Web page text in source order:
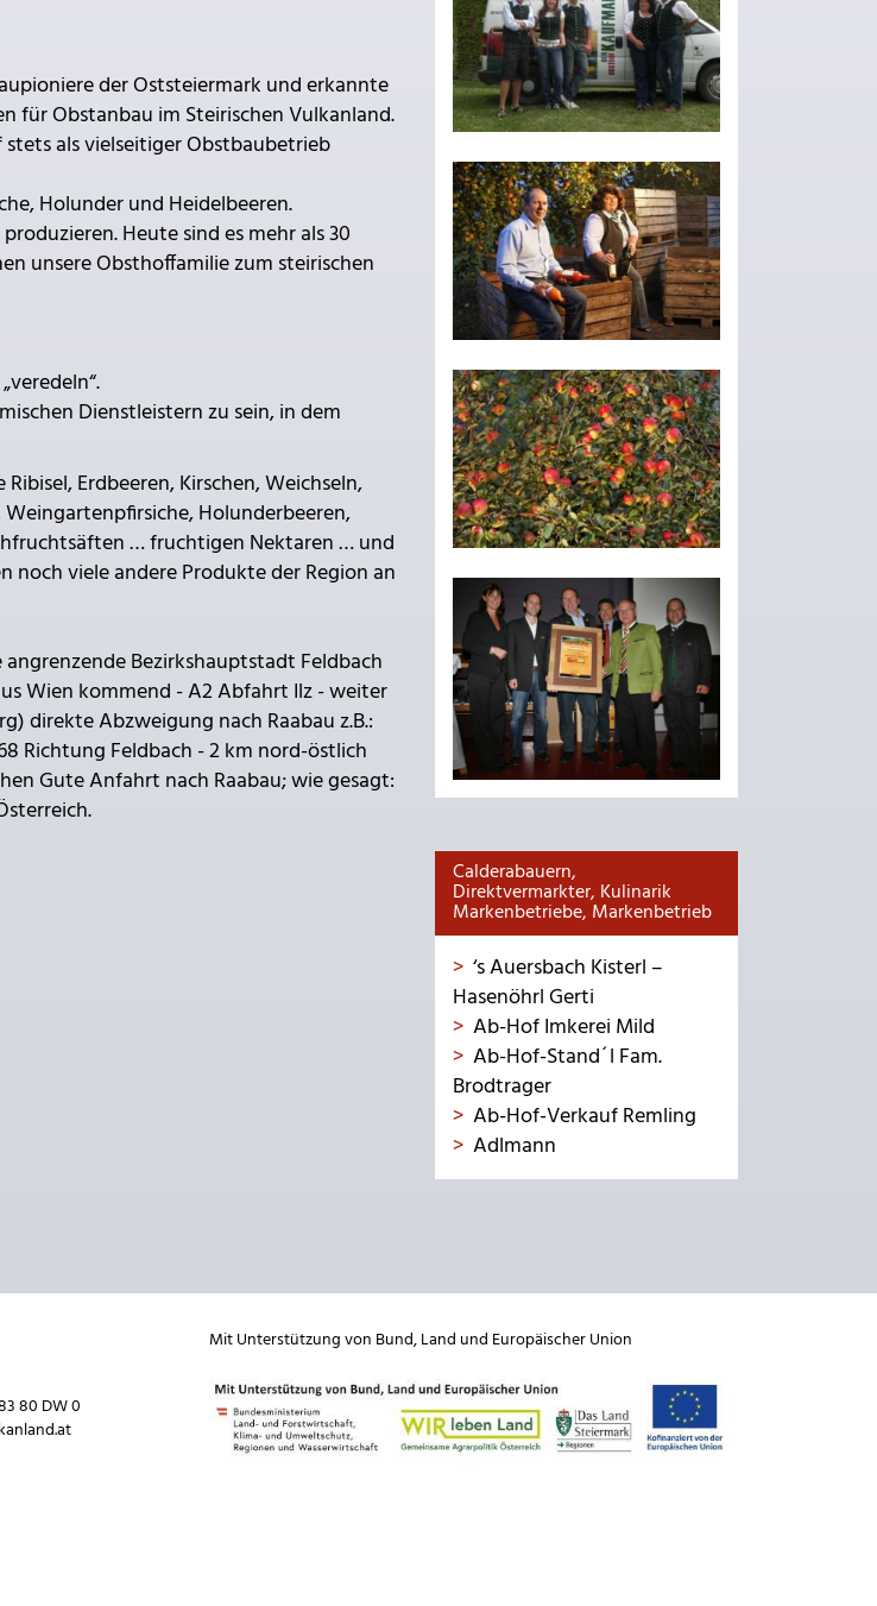
der Oststeiermark und erkannte
für Obstanbau im Steirischen Vulkanland.
als vielseitiger Obstbaubetrieb
Holunder und Heidelbeeren.
Heute sind es mehr als 30
unsere Obsthoffamilie zum steirischen
Dienstleistern zu sein, in dem
Erdbeeren, Kirschen, Weichseln,
Holunderbeeren,
… fruchtigen Nektaren … und
viele andere Produkte der Region an
Bezirkshauptstadt Feldbach
Wien kommend - A2 Abfahrt Ilz - weiter
direkte Abzweigung nach Raabau z.B.:
Richtung Feldbach - 2 km nord-östlich
Gute Anfahrt nach Raabau; wie gesagt:
Calderabauern,
Direktvermarkter, Kulinarik
Markenbetriebe, Markenbetrieb
‘s Auersbach Kisterl –
Hasenöhrl Gerti
Ab-Hof Imkerei Mild
Ab-Hof-Stand´l Fam.
Brodtrager
Ab-Hof-Verkauf Remling
Adlmann
80 DW 0
Mit Unterstützung von Bund,Land und Europäischer Union